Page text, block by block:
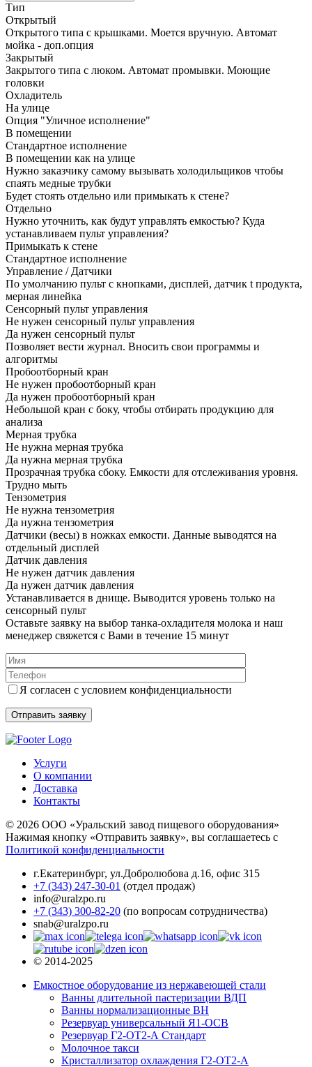
Тип
Открытый
Открытого типа с крышками. Моется вручную. Автомат
мойка - доп.опция
Закрытый
Закрытого типа с люком. Автомат промывки. Моющие
головки
Охладитель
На улице
Опция "Уличное исполнение"
В помещении
Стандартное исполнение
В помещении как на улице
Нужно заказчику самому вызывать холодильщиков чтобы
спаять медные трубки
Будет стоять отдельно или примыкать к стене?
Отдельно
Нужно уточнить, как будут управлять емкостью? Куда
устанавливаем пульт управления?
Примыкать к стене
Стандартное исполнение
Управление / Датчики
По умолчанию пульт с кнопками, дисплей, датчик t продукта,
мерная линейка
Сенсорный пульт управления
Не нужен сенсорный пульт управления
Да нужен сенсорный пульт
Позволяет вести журнал. Вносить свои программы и
алгоритмы
Пробоотборный кран
Не нужен пробоотборный кран
Да нужен пробоотборный кран
Небольшой кран с боку, чтобы отбирать продукцию для
анализа
Мерная трубка
Не нужна мерная трубка
Да нужна мерная трубка
Прозрачная трубка сбоку. Емкости для отслеживания уровня.
Трудно мыть
Тензометрия
Не нужна тензометрия
Да нужна тензометрия
Датчики (весы) в ножках емкости. Данные выводятся на
отдельный дисплей
Датчик давления
Не нужен датчик давления
Да нужен датчик давления
Устанавливается в днище. Выводится уровень только на
сенсорный пульт
Оставьте заявку на выбор танка-охладителя молока и наш
менеджер свяжется с Вами в течение 15 минут
Я согласен с условием конфиденциальности
Услуги
О компании
Доставка
Контакты
© 2026 ООО «Уральский завод пищевого оборудования»
Нажимая кнопку «Отправить заявку», вы соглашаетесь с
Политикой конфиденциальности
г.Екатеринбург, ул.Добролюбова д.16, офис 315
+7 (343) 247-30-01 (отдел продаж)
info@uralzpo.ru
+7 (343) 300-82-20 (по вопросам сотрудничества)
snab@uralzpo.ru
© 2014-2025
Емкостное оборудование из нержавеющей стали
Ванны длительной пастеризации ВДП
Ванны нормализационные ВН
Резервуар универсальный Я1-ОСВ
Резервуар Г2-ОТ2-А Стандарт
Молочное такси
Кристаллизатор охлаждения Г2-ОТ2-А